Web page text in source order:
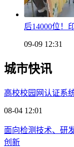
后14000位！
09-09 12:31
城市快讯
高校校园网认证系
08-04 12:01
面向检测技术、研
创新